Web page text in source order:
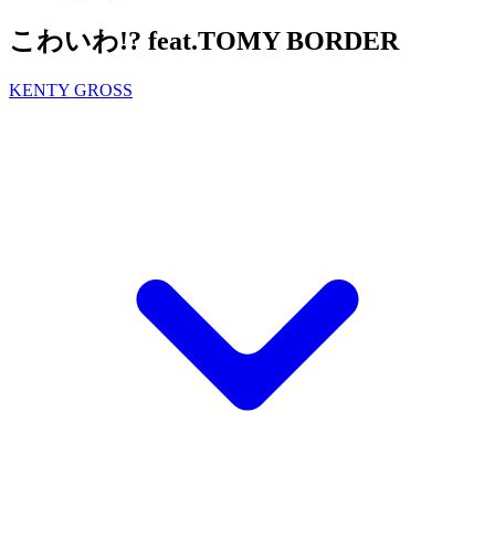
こわいわ!? feat.TOMY BORDER
KENTY GROSS